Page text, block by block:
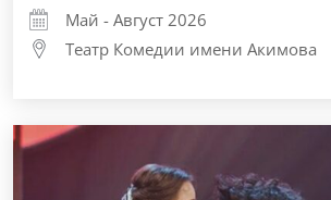
Май - Август 2026
Театр Комедии имени Акимова